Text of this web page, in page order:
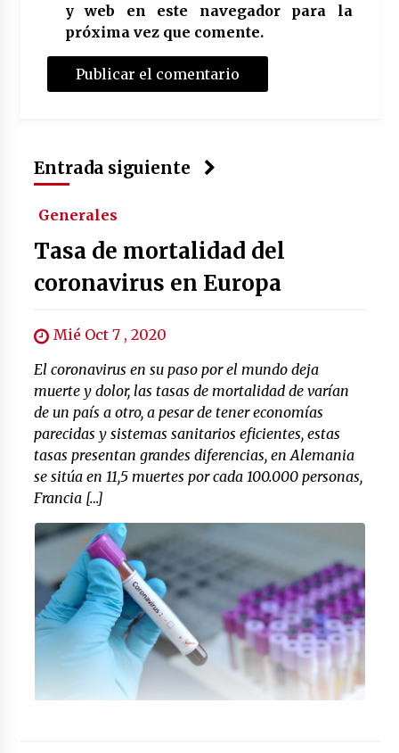
y web en este navegador para la
próxima vez que comente.
Entrada siguiente
Generales
Tasa de mortalidad del
coronavirus en Europa
Mié Oct 7 , 2020
El coronavirus en su paso por el mundo deja
muerte y dolor, las tasas de mortalidad de varían
de un país a otro, a pesar de tener economías
parecidas y sistemas sanitarios eficientes, estas
tasas presentan grandes diferencias, en Alemania
se sitúa en 11,5 muertes por cada 100.000 personas,
Francia […]